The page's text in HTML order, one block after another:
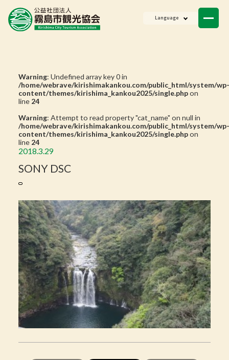
Language
Warning: Undefined array key 0 in
/home/webrave/kirishimakankou.com/public_html/system/wp-
content/themes/kirishima_kankou2025/single.phpon
line 24
Warning: Attempt to read property "cat_name" on null in
/home/webrave/kirishimakankou.com/public_html/system/wp-
content/themes/kirishima_kankou2025/single.phpon
line 24
2018.3.29
SONY DSC